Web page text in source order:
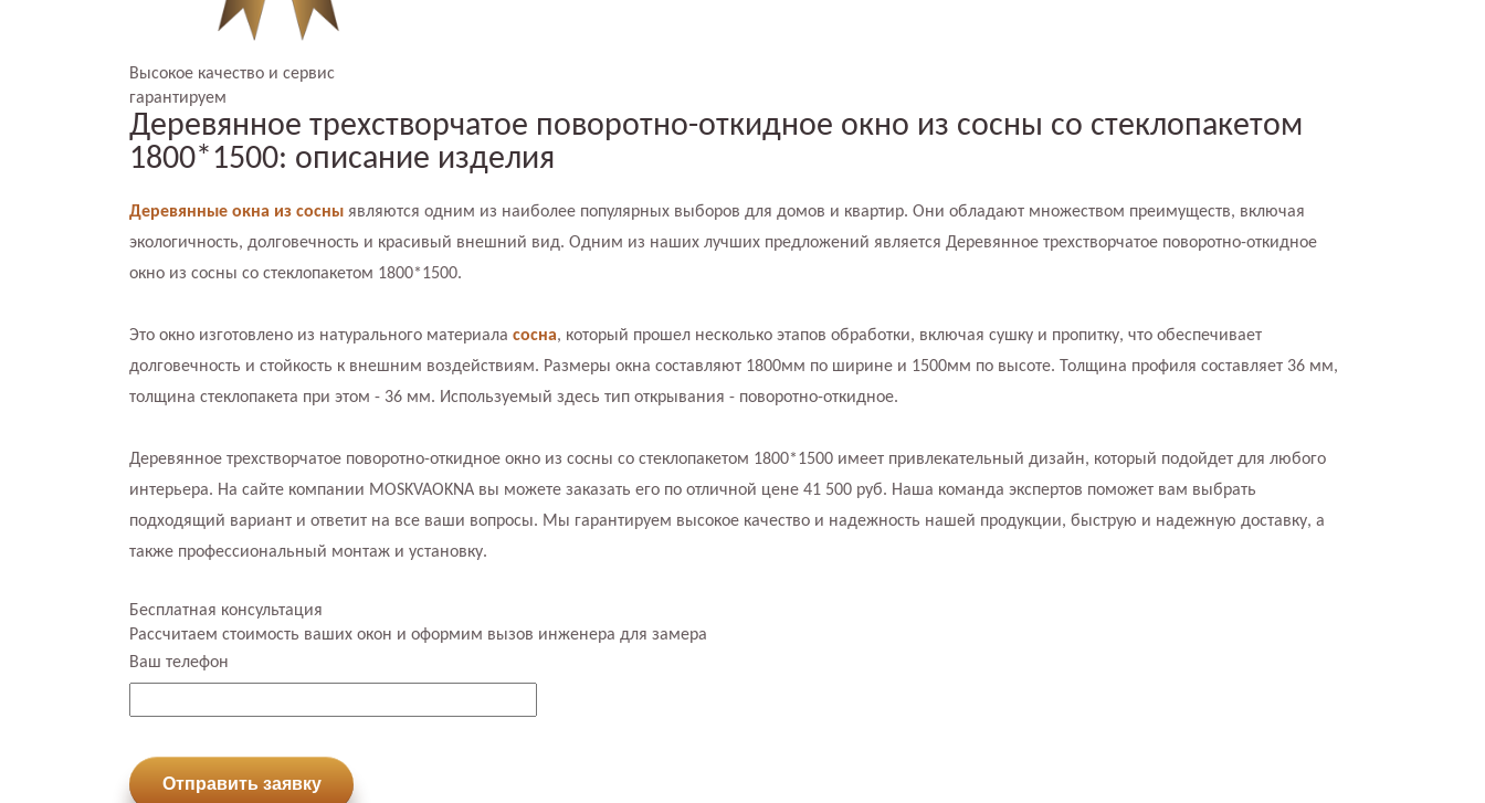
Высокое качество и сервис
гарантируем
Деревянное трехстворчатое поворотно-откидное окно из сосны со стеклопакетом
1800*1500: описание изделия
Деревянные окна из сосны являются одним из наиболее популярных выборов для домов и квартир. Они обладают множеством преимуществ, включая
экологичность, долговечность и красивый внешний вид. Одним из наших лучших предложений является Деревянное трехстворчатое поворотно-откидное
окно из сосны со стеклопакетом 1800*1500.
Это окно изготовлено из натурального материала сосна, который прошел несколько этапов обработки, включая сушку и пропитку, что обеспечивает
долговечность и стойкость к внешним воздействиям. Размеры окна составляют 1800мм по ширине и 1500мм по высоте. Толщина профиля составляет 36 мм,
толщина стеклопакета при этом - 36 мм. Используемый здесь тип открывания - поворотно-откидное.
Деревянное трехстворчатое поворотно-откидное окно из сосны со стеклопакетом 1800*1500 имеет привлекательный дизайн, который подойдет для любого
интерьера. На сайте компании MOSKVAOKNA вы можете заказать его по отличной цене 41 500 руб. Наша команда экспертов поможет вам выбрать
подходящий вариант и ответит на все ваши вопросы. Мы гарантируем высокое качество и надежность нашей продукции, быструю и надежную доставку, а
также профессиональный монтаж и установку.
Бесплатная консультация
Рассчитаем стоимость ваших окон и оформим вызов инженера для замера
Ваш телефон
Отправить заявку